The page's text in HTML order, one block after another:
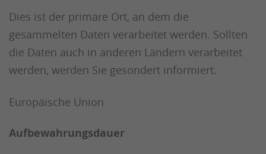
Dies ist der primäre Ort, an dem die
gesammelten Daten verarbeitet werden. Sollten
die Daten auch in anderen Ländern verarbeitet
werden, werden Sie gesondert informiert.
Europäische Union
Aufbewahrungsdauer